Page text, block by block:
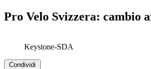
Pro Velo Svizzera: cambio
Keystone-SDA
Condividi